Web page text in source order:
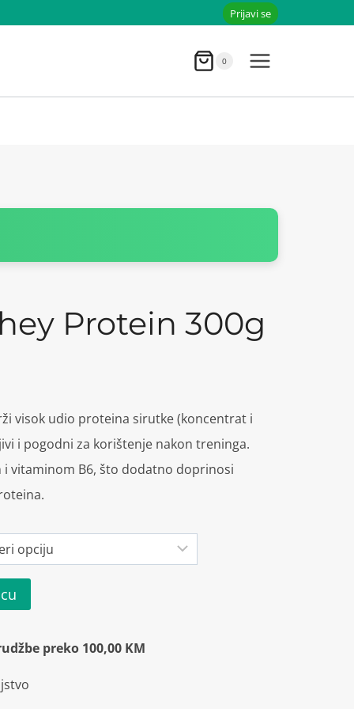
Prijavi se
0
Protein 300g
visok udio proteina sirutke (koncentrat i
i pogodni za korištenje nakon treninga.
i vitaminom B6, što dodatno doprinosi
preko 100,00 KM